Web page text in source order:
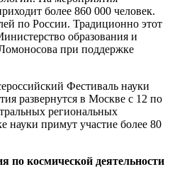
более 860 000 человек.
по России. Традиционно этот
образования и
при поддержке
Фестиваль науки
развернутся в Москве с 12 по
региональных
науки примут участие более 80
по космической деятельности